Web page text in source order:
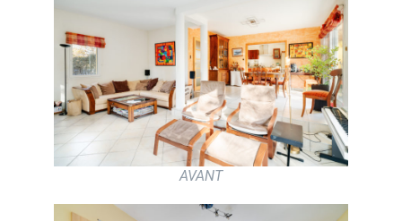
AVANT